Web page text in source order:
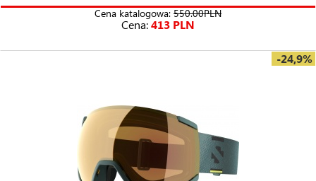
Cena katalogowa: 550.00PLN
Cena:413 PLN
-24,9%